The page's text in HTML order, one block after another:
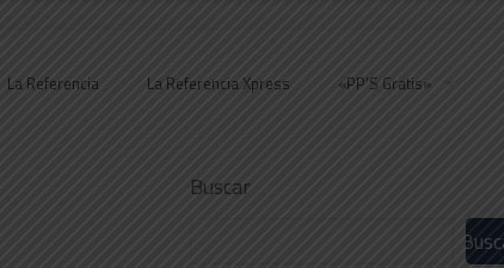
La Referencia La Referencia Xpress «PP’S Gratis»
Buscar